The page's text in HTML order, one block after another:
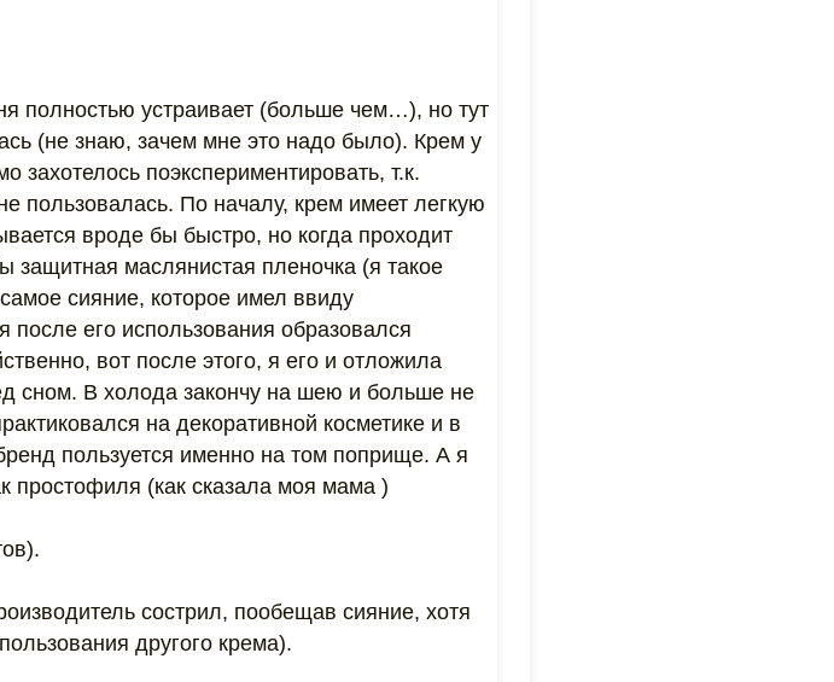
полностью устраивает (больше чем…), но тут
(не знаю, зачем мне это надо было). Крем у
поэкспериментировать, т.к.
пользовалась. По началу, крем имеет легкую
вроде бы быстро, но когда проходит
защитная маслянистая пленочка (я такое
сияние, которое имел ввиду
его использования образовался
вот после этого, я его и отложила
сном. В холода закончу на шею и больше не
на декоративной косметике и в
пользуется именно на том поприще. А я
простофиля (как сказала моя мама )
сострил, пообещав сияние, хотя
другого крема).